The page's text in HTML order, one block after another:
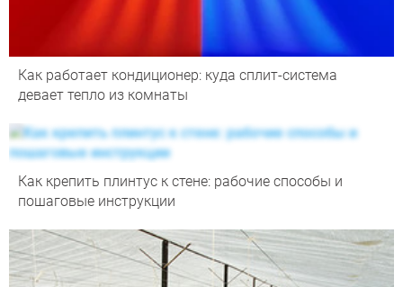
Как работает кондиционер: куда сплит-система
девает тепло из комнаты
Как крепить плинтус к стене: рабочие способы и
пошаговые инструкции